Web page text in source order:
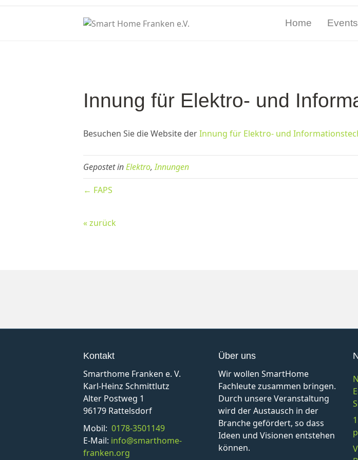
Home Events
Innung für Elektro- und
Besuchen Sie die Website derInnung für Elektro- und
Gepostet inElektro,Innungen
← FAPS
« zurück
Kontakt
Smarthome Franken e. V.
Karl-Heinz Schmittlutz
Alter Postweg 1
96179 Rattelsdorf
Mobil: 0178-3501149
E-Mail: info@smarthome-
franken.org
Über uns
Wir wollen SmartHome
Fachleute zusammen bringen.
Durch unsere Veranstaltung
wird der Austausch in der
Branche gefördert, so dass
Ideen und Visionen entstehen
können.